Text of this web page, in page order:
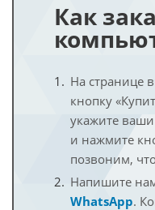
Как
На странице
кнопку
укажите
и нажмите
позвоним,
Напишите
WhatsApp.